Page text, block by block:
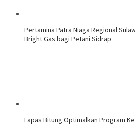
Pertamina Patra Niaga Regional
Bright Gas bagi Petani Sidrap
Lapas Bitung Optimalkan Program